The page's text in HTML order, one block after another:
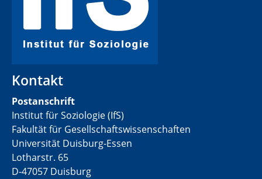
Kontakt
Postanschrift
Institut für Soziologie (IfS)
Fakultät für Gesellschaftswissenschaften
Universität Duisburg-Essen
Lotharstr. 65
D-47057 Duisburg